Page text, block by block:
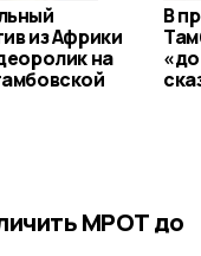
из Африки
на
В
МРОТ до